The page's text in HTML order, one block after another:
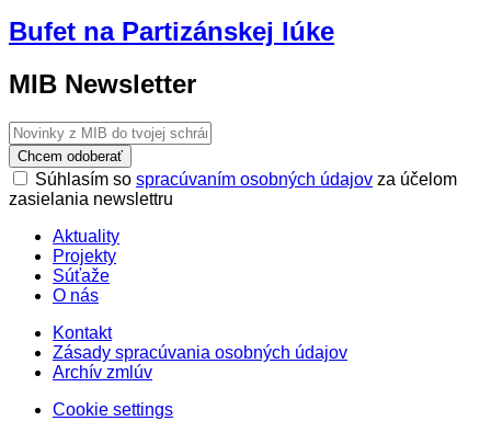
Bufet na Partizánskej lúke
MIB Newsletter
Chcem odoberať
Súhlasím so spracúvaním osobných údajov za účelom
zasielania newslettru
Aktuality
Projekty
Súťaže
O nás
Kontakt
Zásady spracúvania osobných údajov
Archív zmlúv
Cookie settings